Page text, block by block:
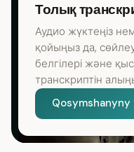
Толық
Аудио жүктеңіз
қойыңыз да,
белгілері және
транскриптін